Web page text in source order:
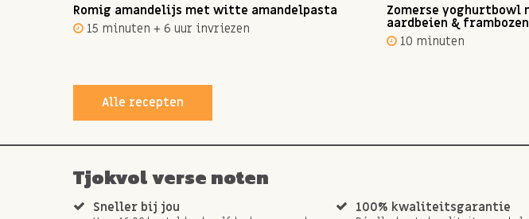
Romig amandelijs met witte amandelpasta
15 minuten + 6 uur invriezen
Zomerse yoghurtbowl
aardbeien & frambozen
10 minuten
Alle recepten
Tjokvol verse noten
Sneller bij jou 100% kwaliteitsgarantie